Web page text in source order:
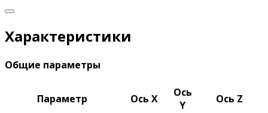
Характеристики
Общие параметры
Параметр Ось X
Ось
Y
Ось Z